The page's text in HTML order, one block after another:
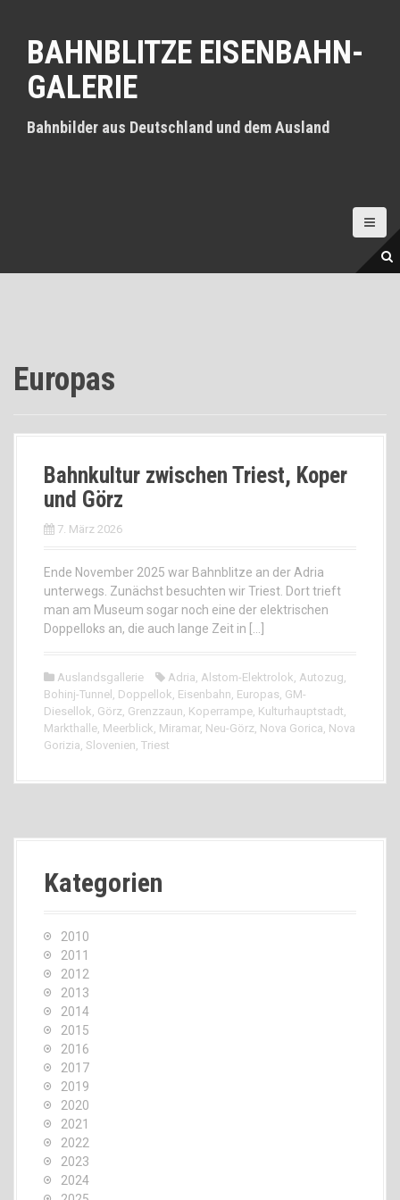
t
BAHNBLITZE EISENBAHN-
GALERIE
Bahnbilder aus Deutschland und dem Ausland
Europas
Bahnkultur zwischen Triest, Koper
und Görz
7. März 2026
Ende November 2025 war Bahnblitze an der Adria
unterwegs. Zunächst besuchten wir Triest. Dort trieft
man am Museum sogar noch eine der elektrischen
Doppelloks an, die auch lange Zeit in […]
Auslandsgallerie Adria, Alstom-Elektrolok, Autozug,
Bohinj-Tunnel , Doppellok, Eisenbahn, Europas, GM-
Diesellok, Görz, Grenzzaun, Koperrampe, Kulturhauptstadt,
Markthalle, Meerblick, Miramar, Neu-Görz, Nova Gorica, Nova
Gorizia, Slovenien, Triest
Kategorien
2010
2011
2012
2013
2014
2015
2016
2017
2019
2020
2021
2022
2023
2024